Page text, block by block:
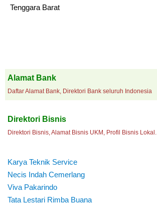
Tenggara Barat
Alamat Bank
Daftar Alamat Bank, Direktori Bank seluruh Indonesia
Direktori Bisnis
Direktori Bisnis, Alamat Bisnis UKM, Profil Bisnis Lokal.
Karya Teknik Service
Necis Indah Cemerlang
Viva Pakarindo
Tata Lestari Rimba Buana